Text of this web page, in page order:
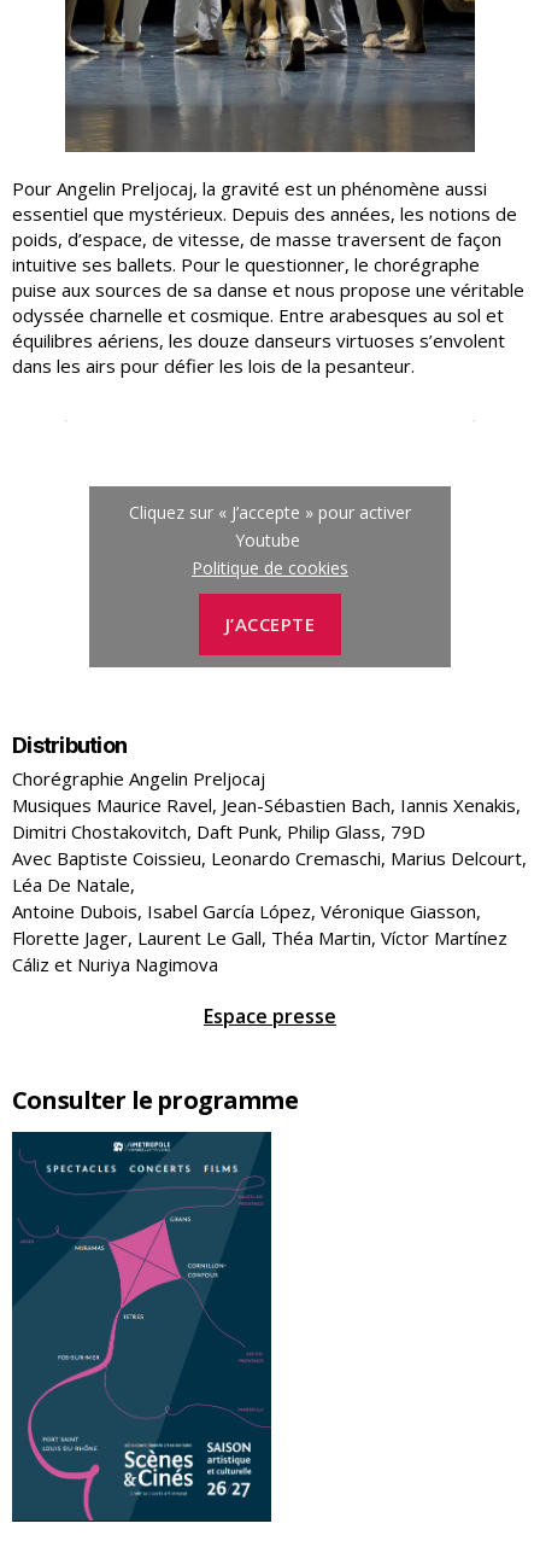
Consulter le programme
Pour Angelin Preljocaj, la gravité est un phénomène aussi
essentiel que mystérieux. Depuis des années, les notions de
poids, d’espace, de vitesse, de masse traversent de façon
intuitive ses ballets. Pour le questionner, le chorégraphe
puise aux sources de sa danse et nous propose une véritable
odyssée charnelle et cosmique. Entre arabesques au sol et
équilibres aériens, les douze danseurs virtuoses s’envolent
dans les airs pour défier les lois de la pesanteur.
Cliquez sur « J’accepte » pour activer
Youtube
Politique de cookies
J’ACCEPTE
Distribution
Chorégraphie Angelin Preljocaj
Musiques Maurice Ravel, Jean-Sébastien Bach, Iannis Xenakis,
Dimitri Chostakovitch, Daft Punk, Philip Glass, 79D
Avec Baptiste Coissieu, Leonardo Cremaschi, Marius Delcourt,
Léa De Natale,
Antoine Dubois, Isabel García López, Véronique Giasson,
Florette Jager, Laurent Le Gall, Théa Martin, Víctor Martínez
Cáliz et Nuriya Nagimova
Espace presse